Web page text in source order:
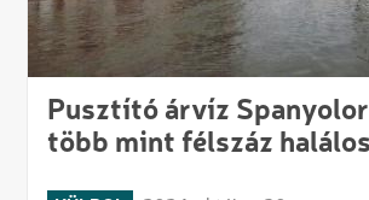
Pusztító árvíz
több mint félszáz